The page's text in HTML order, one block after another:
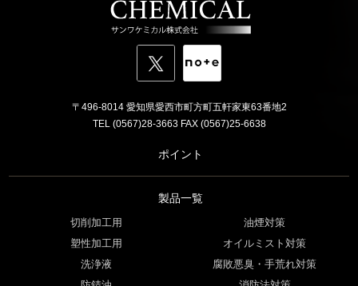
〒496-8014 愛知県愛西市町方町五軒家東63番地2
TEL (0567)28-3663 FAX (0567)25-6638
ポイント
製品一覧
切削加工用
油煙対策
塑性加工用
オイルミスト対策
洗浄液
腐敗悪臭・手荒れ対策